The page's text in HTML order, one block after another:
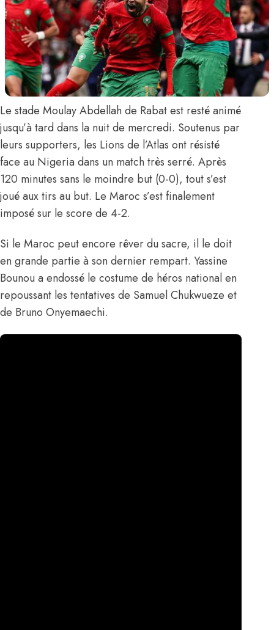
Le stade Moulay Abdellah de Rabat est resté animé
jusqu’à tard dans la nuit de mercredi. Soutenus par
leurs supporters, les Lions de l’Atlas ont résisté
face au Nigeria dans un match très serré. Après
120 minutes sans le moindre but (0-0), tout s’est
joué aux tirs au but. Le Maroc s’est finalement
imposé sur le score de 4-2.
Si le Maroc peut encore rêver du sacre, il le doit
en grande partie à son dernier rempart. Yassine
Bounou a endossé le costume de héros national en
repoussant les tentatives de Samuel Chukwueze et
de Bruno Onyemaechi.